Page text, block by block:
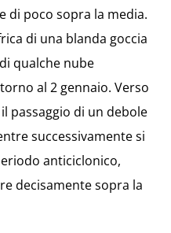
di poco sopra la media.
di una blanda goccia
qualche nube
al 2 gennaio. Verso
passaggio di un debole
successivamente si
anticiclonico,
decisamente sopra la